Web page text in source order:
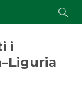
Submit
i